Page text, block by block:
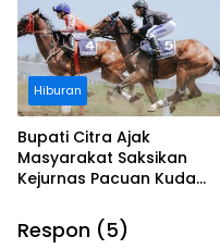
Hiburan
Bupati Citra Ajak
Masyarakat Saksikan
Kejurnas Pacuan Kuda
Legokjawa
Respon (5)